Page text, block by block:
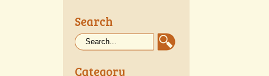
Search
Category